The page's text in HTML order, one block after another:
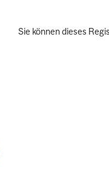
Sie können dieses